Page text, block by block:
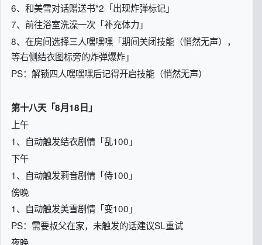
6、和美雪对话赠送书*2「出现炸弹标记」
7、前往浴室洗澡一次「补充体力」
8、在房间选择三人嘿嘿嘿「期间关闭技能（悄然无声），
等右侧结衣图标旁的炸弹爆炸」
PS：解锁四人嘿嘿嘿后记得开启技能（悄然无声）
第十八天「8月18日」
上午
1、自动触发结衣剧情「乱100」
下午
1、自动触发莉音剧情「侍100」
傍晚
1、自动触发美雪剧情「变100」
PS：需要叔父在家，未触发的话建议SL重试
夜晚